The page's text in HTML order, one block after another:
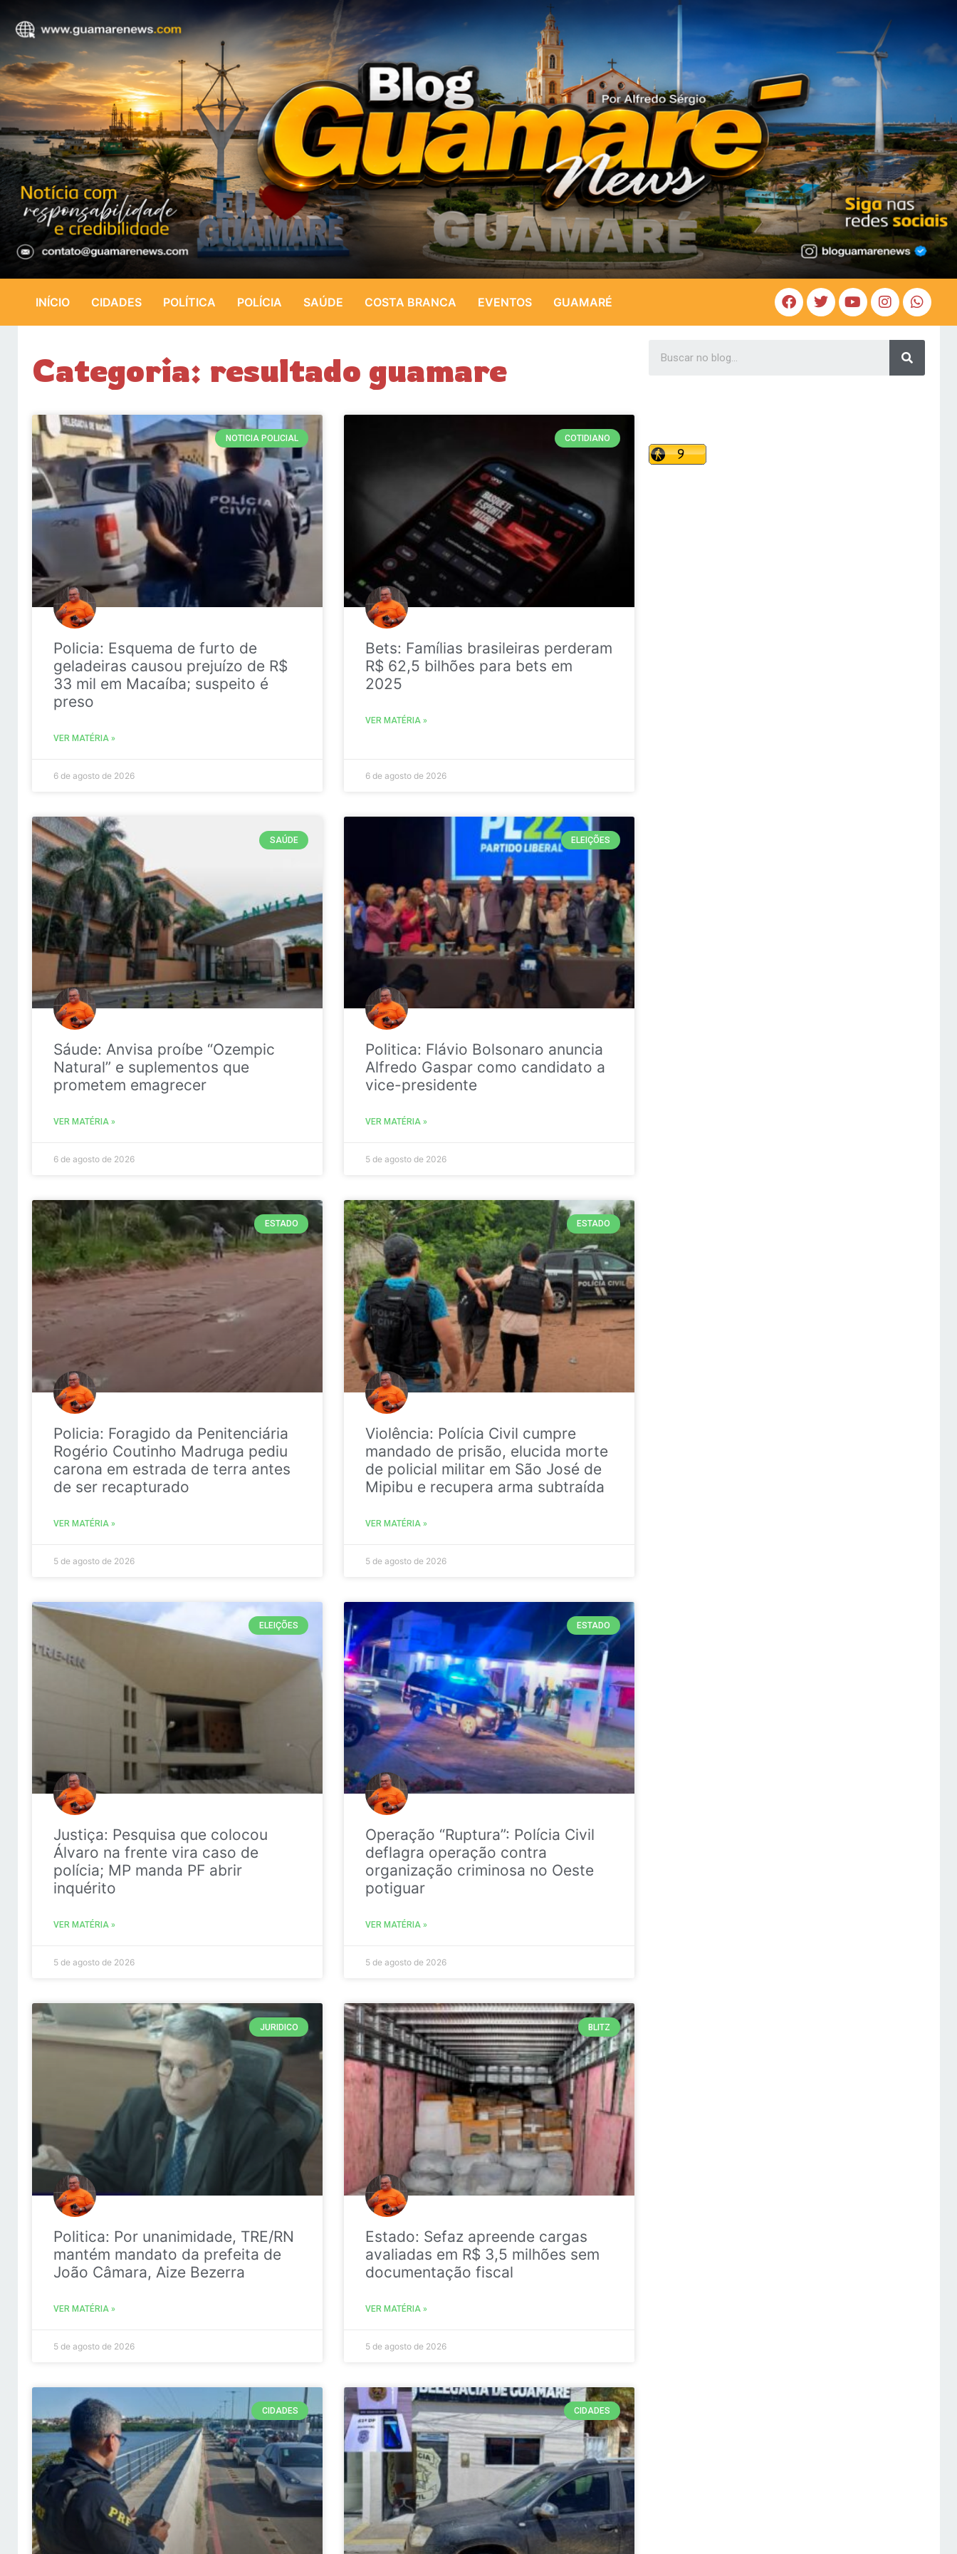
INÍCIO CIDADES POLÍTICA POLÍCIA SAÚDE COSTA BRANCA EVENTOS GUAMARÉ
Categoria: resultado guamare
NOTICIA POLICIAL
Policia: Esquema de furto de
geladeiras causou prejuízo de R$
33 mil em Macaíba; suspeito é
preso
VER MATÉRIA »
6 de agosto de 2026
COTIDIANO
Bets: Famílias brasileiras perderam
R$ 62,5 bilhões para bets em
2025
VER MATÉRIA »
6 de agosto de 2026
SAÚDE
Sáude: Anvisa proíbe “Ozempic
Natural” e suplementos que
prometem emagrecer
VER MATÉRIA »
6 de agosto de 2026
ELEIÇÕES
Politica: Flávio Bolsonaro anuncia
Alfredo Gaspar como candidato a
vice-presidente
VER MATÉRIA »
5 de agosto de 2026
ESTADO
Policia: Foragido da Penitenciária
Rogério Coutinho Madruga pediu
carona em estrada de terra antes
de ser recapturado
VER MATÉRIA »
5 de agosto de 2026
ESTADO
Violência: Polícia Civil cumpre
mandado de prisão, elucida morte
de policial militar em São José de
Mipibu e recupera arma subtraída
VER MATÉRIA »
5 de agosto de 2026
ELEIÇÕES
Justiça: Pesquisa que colocou
Álvaro na frente vira caso de
polícia; MP manda PF abrir
inquérito
VER MATÉRIA »
5 de agosto de 2026
ESTADO
Operação “Ruptura”: Polícia Civil
deflagra operação contra
organização criminosa no Oeste
potiguar
VER MATÉRIA »
5 de agosto de 2026
JURIDICO
Politica: Por unanimidade, TRE/RN
mantém mandato da prefeita de
João Câmara, Aize Bezerra
VER MATÉRIA »
5 de agosto de 2026
BLITZ
Estado: Sefaz apreende cargas
avaliadas em R$ 3,5 milhões sem
documentação fiscal
VER MATÉRIA »
5 de agosto de 2026
CIDADES CIDADES